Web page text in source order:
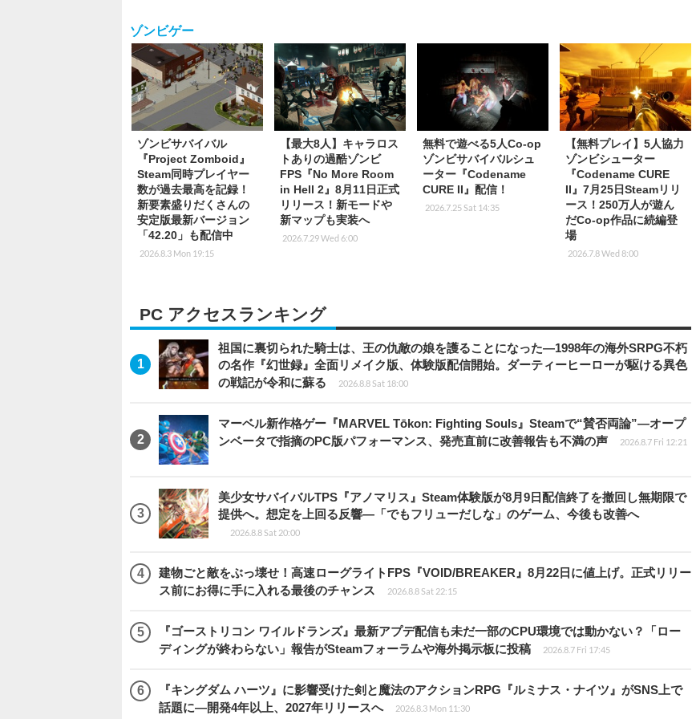
ゾンビゲー
ゾンビサバイバル
『Project Zomboid』
Steam同時プレイヤー
数が過去最高を記録！
新要素盛りだくさんの
安定版最新バージョン
「42.20」も配信中
2026.8.3 Mon 19:15
【最大8人】キャラロス
トありの過酷ゾンビ
FPS『No More Room
in Hell 2』8月11日正式
リリース！新モードや
新マップも実装へ
2026.7.29 Wed 6:00
無料で遊べる5人Co-op
ゾンビサバイバルシュ
ーター『Codename
CURE II』配信！
2026.7.25 Sat 14:35
【無料プレイ】5人協力
ゾンビシューター
『Codename CURE
II』7月25日Steamリリ
ース！250万人が遊ん
だCo-op作品に続編登
場
2026.7.8 Wed 8:00
PC アクセスランキング
祖国に裏切られた騎士は、王の仇敵の娘を護ることになった―1998年の海外SRPG不朽
の名作『幻世録』全面リメイク版、体験版配信開始。ダーティーヒーローが駆ける異色
の戦記が令和に蘇る
2026.8.8 Sat 18:00
マーベル新作格ゲー『MARVEL Tōkon: Fighting Souls』Steamで“賛否両論”―オープ
ンベータで指摘のPC版パフォーマンス、発売直前に改善報告も不満の声
2026.8.7 Fri 12:21
美少女サバイバルTPS『アノマリス』Steam体験版が8月9日配信終了を撤回し無期限で
提供へ。想定を上回る反響―「でもフリューだしな」のゲーム、今後も改善へ
2026.8.8 Sat 20:00
建物ごと敵をぶっ壊せ！高速ローグライトFPS『VOID/BREAKER』8月22日に値上げ。正式リリー
ス前にお得に手に入れる最後のチャンス
2026.8.8 Sat 22:15
『ゴーストリコン ワイルドランズ』最新アプデ配信も未だ一部のCPU環境では動かない？「ロー
ディングが終わらない」報告がSteamフォーラムや海外掲示板に投稿
2026.8.7 Fri 17:45
『キングダム ハーツ』に影響受けた剣と魔法のアクションRPG『ルミナス・ナイツ』がSNS上で
話題に―開発4年以上、2027年リリースへ
2026.8.3 Mon 11:30